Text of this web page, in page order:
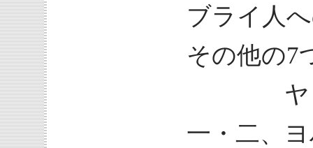
ブライ人
その他の
ヤコブ
一・二、